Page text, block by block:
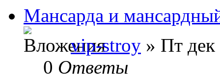
Мансарда и
vip-stroy » Пт
0 Ответы